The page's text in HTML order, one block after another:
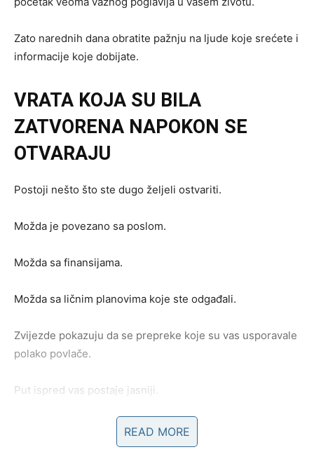
Zato narednih dana obratite pažnju na ljude koje srećete i
informacije koje dobijate.
VRATA KOJA SU BILA
ZATVORENA NAPOKON SE
OTVARAJU
Postoji nešto što ste dugo željeli ostvariti.
Možda je povezano sa poslom.
Možda sa finansijama.
Možda sa ličnim planovima koje ste odgađali.
Zvijezde pokazuju da se prepreke koje su vas usporavale
polako povlače.
Put ispred vas postaje jasniji.
A vi konačno dobijate priliku da pokažete koliko možete.
READ MORE